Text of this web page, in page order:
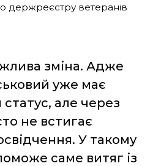
держреєстру ветеранів
зміна. Адже
уже має
статус, але через
не встигає
У такому
саме витяг із